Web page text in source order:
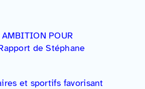
AMBITION POUR
de Stéphane
et sportifs favorisant